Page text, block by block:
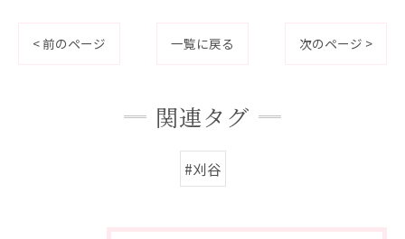
< 前のページ 一覧に戻る 次のページ >
関連タグ
#刈谷